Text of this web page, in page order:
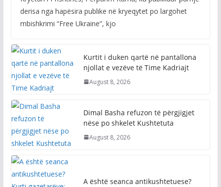
August 8, 2026
August 8, 2026
Kurti gazetarëve: Kryesuesi e ka
ftuar, unë i përgjigjem pozitivisht
August 8, 2026